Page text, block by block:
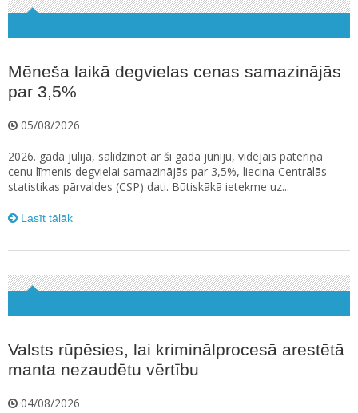
Mēneša laikā degvielas cenas samazinājās
par 3,5%
05/08/2026
2026. gada jūlijā, salīdzinot ar šī gada jūniju, vidējais patēriņa
cenu līmenis degvielai samazinājās par 3,5%, liecina Centrālās
statistikas pārvaldes (CSP) dati. Būtiskākā ietekme uz...
Lasīt tālāk
Valsts rūpēsies, lai kriminālprocesā arestētā
manta nezaudētu vērtību
04/08/2026